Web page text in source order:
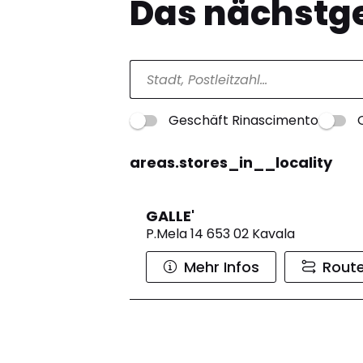
Das
Geschäft Rinascimento
areas.stores_in__locality
GALLE'
P.Mela 14 653 02 Kavala
Mehr Infos